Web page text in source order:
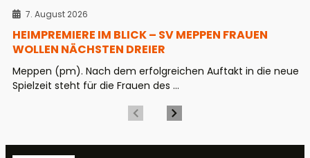
7. August 2026
HEIMPREMIERE IM BLICK – SV MEPPEN FRAUEN
WOLLEN NÄCHSTEN DREIER
Meppen (pm). Nach dem erfolgreichen Auftakt in die neue
Spielzeit steht für die Frauen des ...